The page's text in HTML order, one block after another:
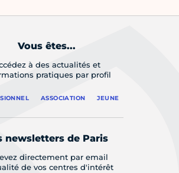
Vous êtes...
à des actualités et
pratiques par profil
ASSOCIATION JEUNE
newsletters de Paris
directement par email
de vos centres d'intérêt